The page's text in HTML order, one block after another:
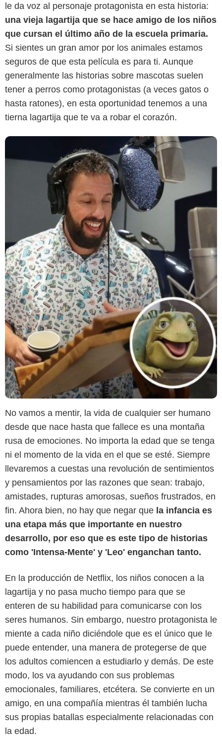
le da voz al personaje protagonista en esta historia:
una vieja lagartija que se hace amigo de los niños
que cursan el último año de la escuela primaria.
Si sientes un gran amor por los animales estamos
seguros de que esta película es para ti. Aunque
generalmente las historias sobre mascotas suelen
tener a perros como protagonistas (a veces gatos o
hasta ratones), en esta oportunidad tenemos a una
tierna lagartija que te va a robar el corazón.
No vamos a mentir, la vida de cualquier ser humano
desde que nace hasta que fallece es una montaña
rusa de emociones. No importa la edad que se tenga
ni el momento de la vida en el que se esté. Siempre
llevaremos a cuestas una revolución de sentimientos
y pensamientos por las razones que sean: trabajo,
amistades, rupturas amorosas, sueños frustrados, en
fin. Ahora bien, no hay que negar que la infancia es
una etapa más que importante en nuestro
desarrollo, por eso que es este tipo de historias
como 'Intensa-Mente' y 'Leo' enganchan tanto.
En la producción de Netflix, los niños conocen a la
lagartija y no pasa mucho tiempo para que se
enteren de su habilidad para comunicarse con los
seres humanos. Sin embargo, nuestro protagonista le
miente a cada niño diciéndole que es el único que le
puede entender, una manera de protegerse de que
los adultos comiencen a estudiarlo y demás. De este
modo, los va ayudando con sus problemas
emocionales, familiares, etcétera. Se convierte en un
amigo, en una compañía mientras él también lucha
sus propias batallas especialmente relacionadas con
la edad.
Netflix